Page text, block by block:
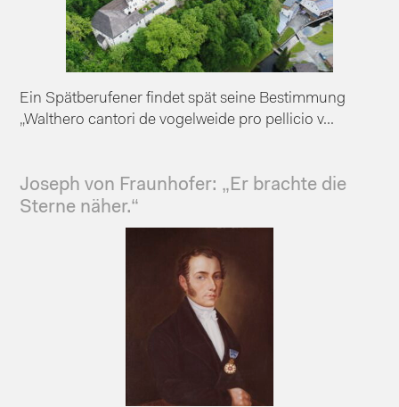
Ein Spätberufener findet spät seine Bestimmung
„Walthero cantori de vogelweide pro pellicio v...
Joseph von Fraunhofer: „Er brachte die
Sterne näher.“